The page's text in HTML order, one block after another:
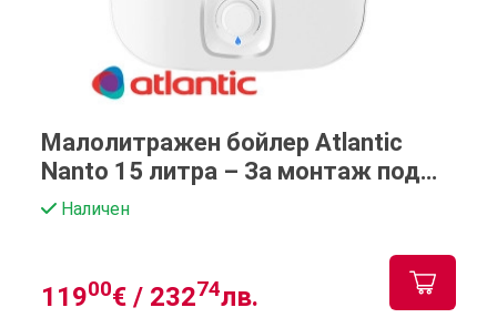
Малолитражен бойлер Atlantic
Nanto 15 литра – За монтаж под
мивка
Наличен
11900€ / 23274лв.